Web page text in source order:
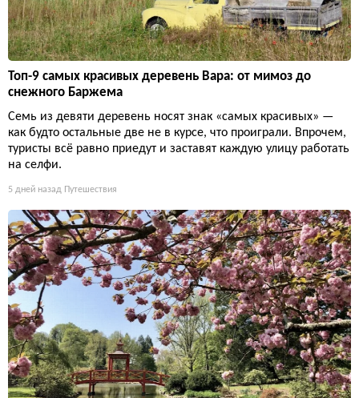
Топ-9 самых красивых деревень Вара: от мимоз до
снежного Баржема
Семь из девяти деревень носят знак «самых красивых» —
как будто остальные две не в курсе, что проиграли. Впрочем,
туристы всё равно приедут и заставят каждую улицу работать
на селфи.
5 дней назад Путешествия